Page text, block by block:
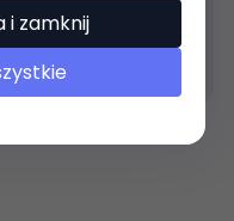
godziny
i zamknij